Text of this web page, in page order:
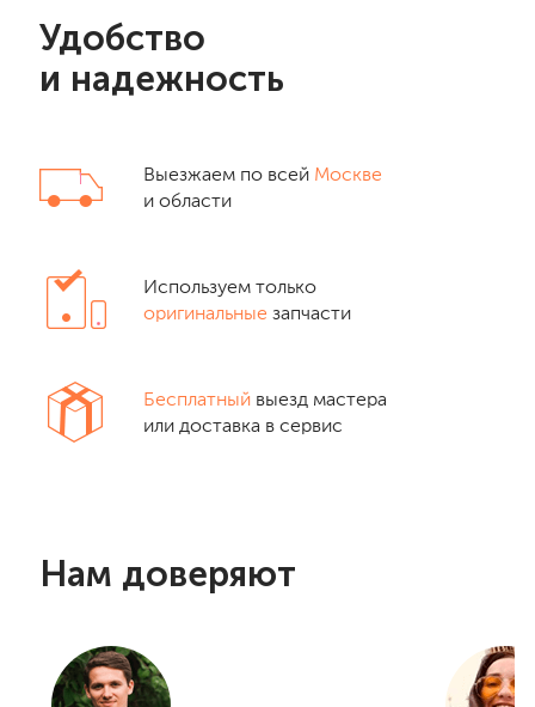
Удобство
и надежность
Выезжаем по всей Москве
и области
Используем только
оригинальные запчасти
Бесплатный выезд мастера
или доставка в сервис
Нам доверяют